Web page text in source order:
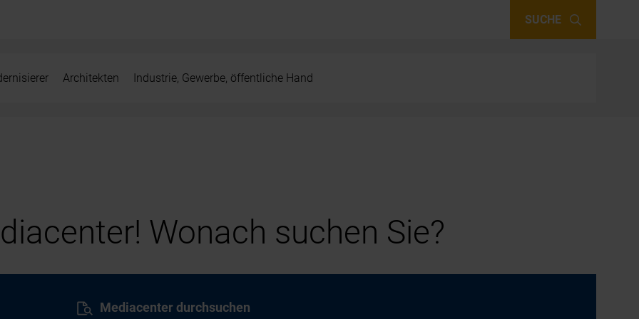
SUCHE
Architekten Industrie, Gewerbe, öffentliche Hand
Wonach suchen Sie?
Mediacenter durchsuchen